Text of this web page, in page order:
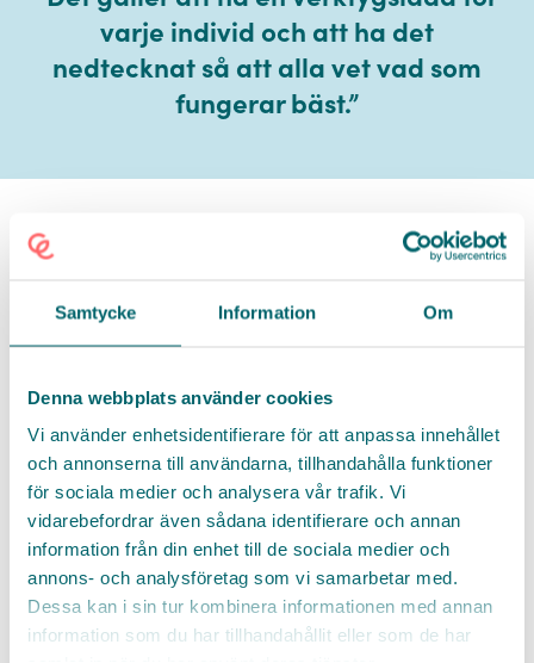
Samtycke Information Om
Denna webbplats använder cookies
Vi använder enhetsidentifierare för att anpassa innehållet
och annonserna till användarna, tillhandahålla funktioner
för sociala medier och analysera vår trafik. Vi
vidarebefordrar även sådana identifierare och annan
information från din enhet till de sociala medier och
annons- och analysföretag som vi samarbetar med.
Dessa kan i sin tur kombinera informationen med annan
information som du har tillhandahållit eller som de har
varje individ och att ha det
nedtecknat så att alla vet vad som
fungerar bäst.”
Varför blir demenssjuka oroligt på
– Det är väldigt vanligt att det blir en oro på
eftermiddagen, det brukar kallas för Sundown
tillbaka och analysera situationen. Vad är det
som inträffar samtidigt när oron på avdelningen
uppstår? På eftermiddagen kan många vara
trötta och vad vill man då? Kanske vill man gå
hem och känner inte igen sig. Det kan också
vara så att flera som bor på boendet är inne på
sina rum för att vila, så det blir det lite tomt och
tyst. Samtidigt byts det personal och vissa säger
”hej då, jag är ledig i helgen vi ses nästa vecka”.
Facebook
Twitter
LinkedIn
Messenger
Genom att skicka in mina uppgifter
allmänna villkor
Jag har även tagit del av Go Cares
Titel
E-post *
Telefonnummer